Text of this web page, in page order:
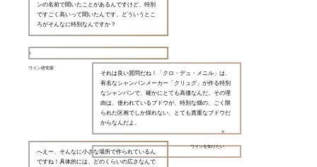
ンの名前で聞いたことがあるんですけど、特別
ですごく高いって聞いたんです。どういうとこ
ろがそんなに特別なんですか？
ワイン研究家
それは良い質問だね！「クロ・デュ・メニル」は、
有名なシャンパンメーカー「クリュグ」が作る特別
なシャンパンで、確かにとても高価なんだ。その理
由は、使われているブドウが、特別な畑の、ごく限
られた区画でしか採れない、とても貴重なブドウだ
からなんだよ。
ワインを知りたい
へえー、そんなに小さな場所で作られているん
ですね！具体的には、どのくらいの広さなんで